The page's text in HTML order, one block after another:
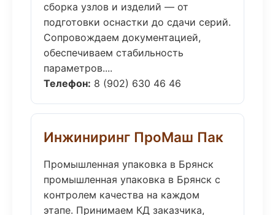
сборка узлов и изделий — от
подготовки оснастки до сдачи серий.
Сопровождаем документацией,
обеспечиваем стабильность
параметров....
Телефон: 8 (902) 630 46 46
Инжиниринг ПроМаш Пак
Промышленная упаковка в Брянск
промышленная упаковка в Брянск с
контролем качества на каждом
этапе. Принимаем КД заказчика,